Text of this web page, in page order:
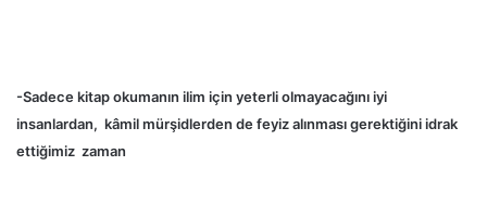
-Sadece kitap okumanın ilim için yeterli olmayacağını iyi
insanlardan, kâmil mürşidlerden de feyiz alınması gerektiğini idrak
ettiğimiz zaman